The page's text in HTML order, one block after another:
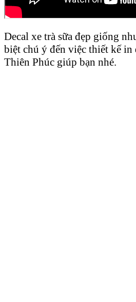
Decal xe trà sữa đẹp giống
biệt chú ý đến việc thiết kế in
Thiên Phúc giúp bạn nhé.